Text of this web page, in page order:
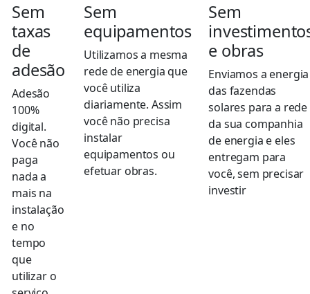
Sem
taxas
de
adesão
Adesão
100%
digital.
Você não
paga
nada a
mais na
instalação
e no
tempo
que
utilizar o
Sem
equipamentos
Utilizamos a mesma
rede de energia que
você utiliza
diariamente. Assim
você não precisa
instalar
equipamentos ou
efetuar obras.
Sem
e obras
Enviamos a energia
das fazendas
solares para a rede
da sua companhia
de energia e eles
entregam para
você, sem precisar
investir